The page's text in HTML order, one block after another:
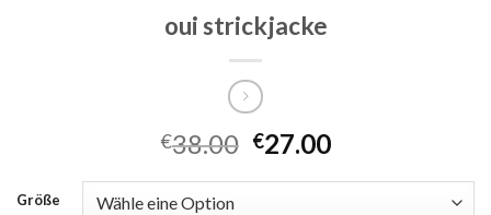
oui strickjacke
€38.00 €27.00
Größe